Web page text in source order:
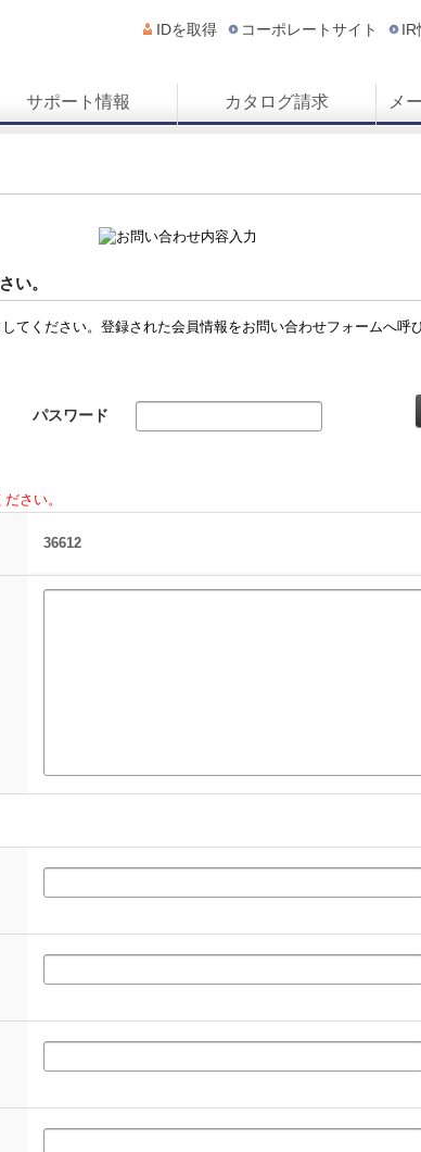
IDを取得 コーポレートサイト IR
サポート情報 カタログ請求 メ
い。
てください。登録された会員情報をお問い合わせフォームへ呼
パスワード
さい。
36612